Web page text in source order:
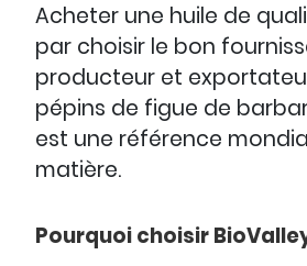
Acheter une huile de
par choisir le bon
producteur et
pépins de figue de
est une référence
matière.
Pourquoi choisir